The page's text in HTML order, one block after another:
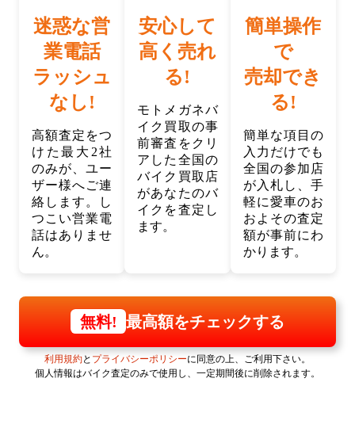
迷惑な営
業電話
ラッシュ
なし!
高額査定をつ
けた最大2社
のみが、ユー
ザー様へご連
絡します。し
つこい営業電
話はありませ
ん。
安心して
高く売れ
る!
モトメガネバ
イク買取の事
前審査をクリ
アした全国の
バイク買取店
があなたのバ
イクを査定し
ます。
簡単操作
で
売却でき
る!
簡単な項目の
入力だけでも
全国の参加店
が入札し、手
軽に愛車のお
およその査定
額が事前にわ
かります。
無料! 最高額をチェックする
利用規約と プライバシーポリシーに同意の上、ご利用下さい。
個人情報はバイク査定のみで使用し、一定期間後に削除されます。